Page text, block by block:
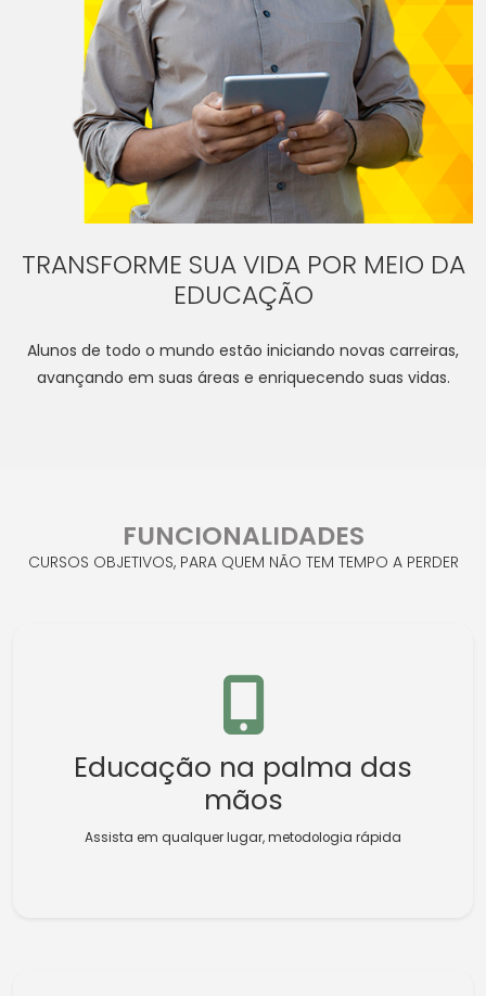
TRANSFORME SUA VIDA POR MEIO DA
EDUCAÇÃO
Alunos de todo o mundo estão iniciando novas carreiras,
avançando em suas áreas e enriquecendo suas vidas.
FUNCIONALIDADES
CURSOS OBJETIVOS, PARA QUEM NÃO TEM TEMPO A PERDER
Educação na palma das
mãos
Assista em qualquer lugar, metodologia rápida